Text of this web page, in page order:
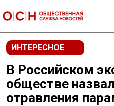
ИНТЕРЕСНОЕ
В Российском
обществе
отравления